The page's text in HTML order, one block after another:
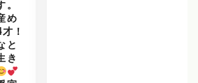
。
め
！
と
き